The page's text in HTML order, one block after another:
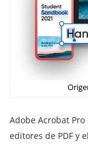
Adobe Acrobat
editores de PDF y